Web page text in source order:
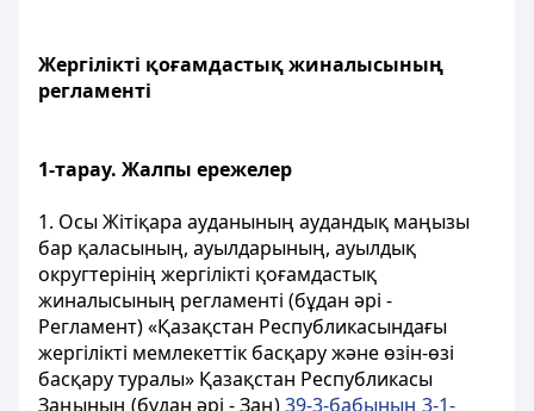
Жергілікті қоғамдастық жиналысының
регламенті
1-тарау. Жалпы ережелер
1. Осы Жітіқара ауданының аудандық маңызы
бар қаласының, ауылдарының, ауылдық
округтерінің жергілікті қоғамдастық
жиналысының регламенті (бұдан әрі -
Регламент) «Қазақстан Республикасындағы
жергілікті мемлекеттік басқару және өзін-өзі
басқару туралы» Қазақстан Республикасы
Заңының (бұдан әрі - Заң)39-3-бабының 3-1-